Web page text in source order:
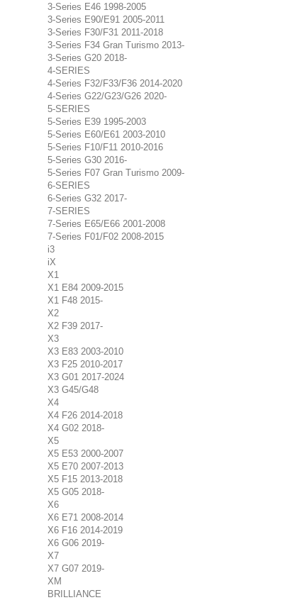
3-Series E46 1998-2005
3-Series E90/E91 2005-2011
3-Series F30/F31 2011-2018
3-Series F34 Gran Turismo 2013-
3-Series G20 2018-
4-SERIES
4-Series F32/F33/F36 2014-2020
4-Series G22/G23/G26 2020-
5-SERIES
5-Series E39 1995-2003
5-Series E60/E61 2003-2010
5-Series F10/F11 2010-2016
5-Series G30 2016-
5-Series F07 Gran Turismo 2009-
6-SERIES
6-Series G32 2017-
7-SERIES
7-Series E65/E66 2001-2008
7-Series F01/F02 2008-2015
i3
iX
X1
X1 E84 2009-2015
X1 F48 2015-
X2
X2 F39 2017-
X3
X3 E83 2003-2010
X3 F25 2010-2017
X3 G01 2017-2024
X3 G45/G48
X4
X4 F26 2014-2018
X4 G02 2018-
X5
X5 E53 2000-2007
X5 E70 2007-2013
X5 F15 2013-2018
X5 G05 2018-
X6
X6 E71 2008-2014
X6 F16 2014-2019
X6 G06 2019-
X7
X7 G07 2019-
XM
BRILLIANCE